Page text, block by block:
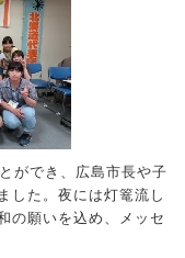
ができ、広島市長や子
した。夜には灯篭流し
の願いを込め、メッセ